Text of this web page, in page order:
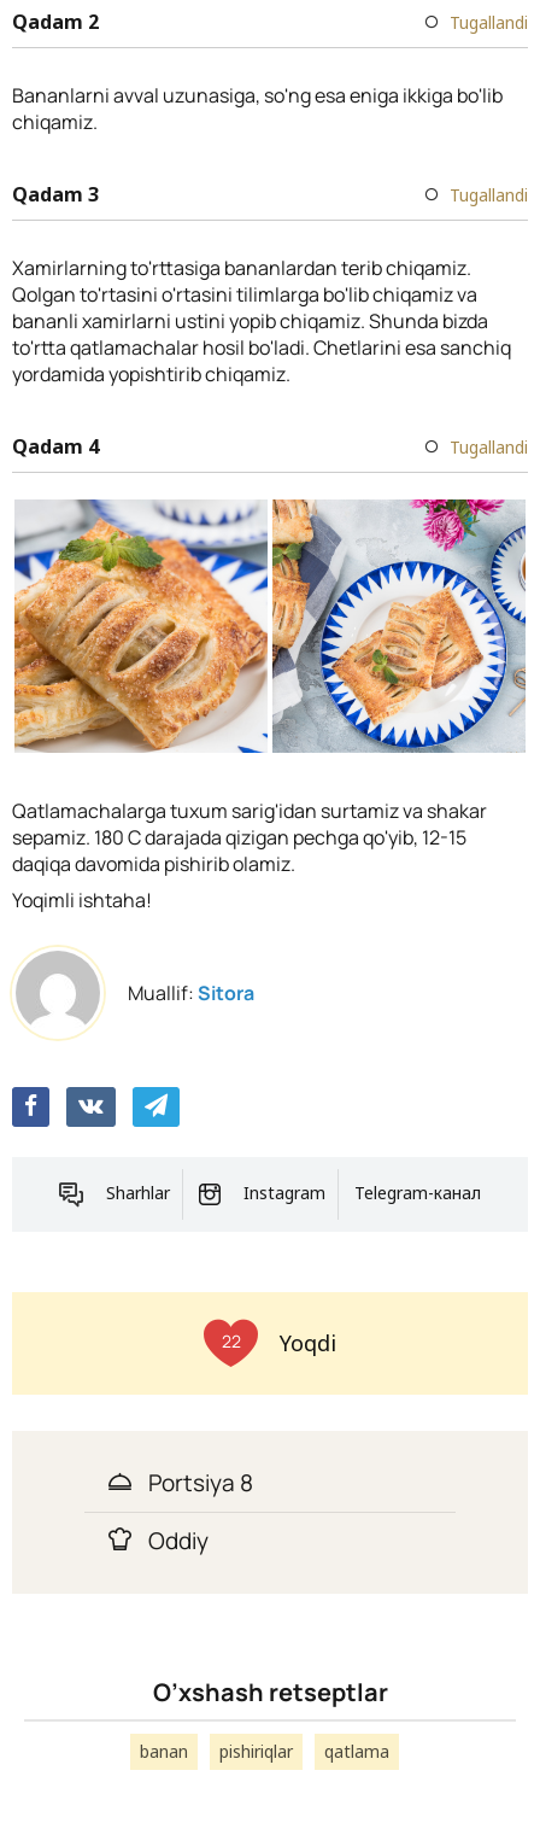
Qadam 2 Tugallandi
Bananlarni avval uzunasiga, so'ng esa eniga ikkiga bo'lib
chiqamiz.
Qadam 3 Tugallandi
Xamirlarning to'rttasiga bananlardan terib chiqamiz.
Qolgan to'rtasini o'rtasini tilimlarga bo'lib chiqamiz va
bananli xamirlarni ustini yopib chiqamiz. Shunda bizda
to'rtta qatlamachalar hosil bo'ladi. Chetlarini esa sanchiq
yordamida yopishtirib chiqamiz.
Qadam 4 Tugallandi
Qatlamachalarga tuxum sarig'idan surtamiz va shakar
sepamiz. 180 C darajada qizigan pechga qo'yib, 12-15
daqiqa davomida pishirib olamiz.
Yoqimli ishtaha!
Muallif:Sitora
Sharhlar Instagram Telegram-канал
22 Yoqdi
Portsiya 8
Oddiy
O’xshash retseptlar
banan pishiriqlar qatlama